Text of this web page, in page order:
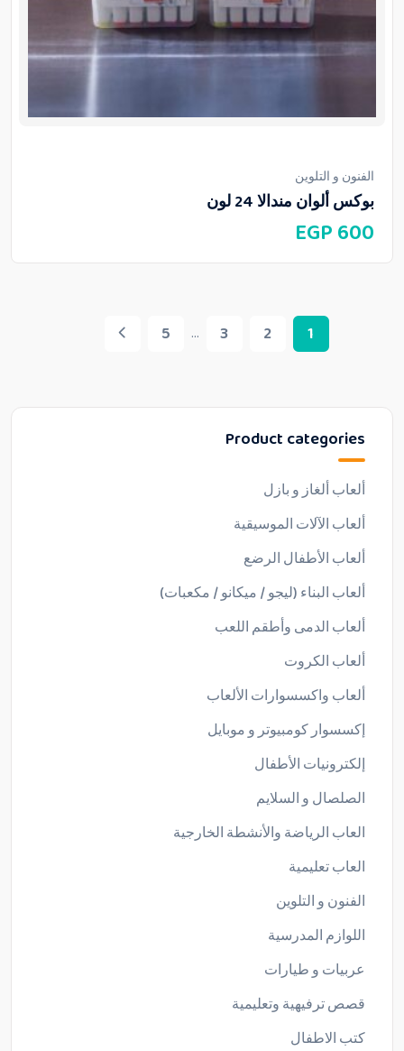
Product categories
ألعاب ألغاز و بازل
ألعاب الآلات الموسيقية
ألعاب الأطفال الرضع
ألعاب البناء (ليجو / ميكانو / مكعبات)
ألعاب الدمى وأطقم اللعب
ألعاب الكروت
ألعاب واكسسوارات الألعاب
إكسسوار كومبيوتر و موبايل
إلكترونيات الأطفال
الصلصال و السلايم
العاب الرياضة والأنشطة الخارجية
العاب تعليمية
الفنون و التلوين
اللوازم المدرسية
عربيات و طيارات
قصص ترفيهية وتعليمية
كتب الاطفال
الفنون و التلوين
بوكس ألوان مندالا 24 لون
600
EGP
1
2
3
...
5